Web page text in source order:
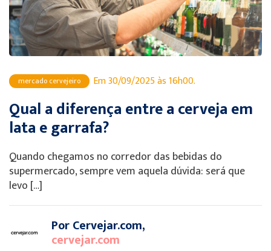
mercado cervejeiro Em 30/09/2025 às 16h00.
Qual a diferença entre a cerveja em
lata e garrafa?
Quando chegamos no corredor das bebidas do
supermercado, sempre vem aquela dúvida: será que
levo […]
Por Cervejar.com,
cervejar.com